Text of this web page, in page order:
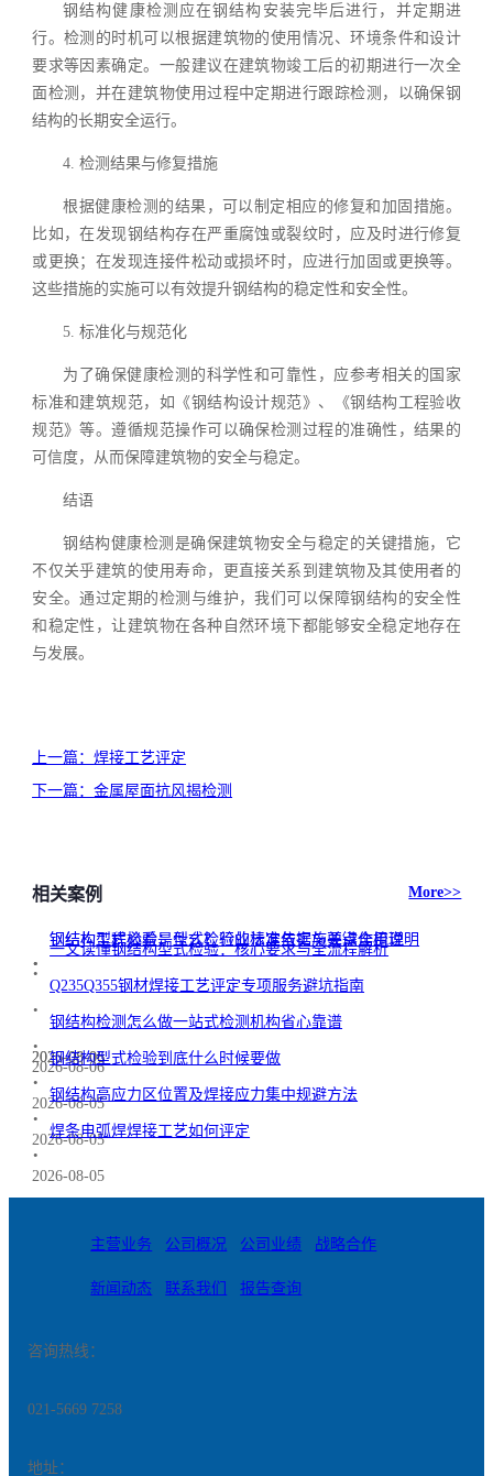
钢结构健康检测应在钢结构安装完毕后进行，并定期进
行。检测的时机可以根据建筑物的使用情况、环境条件和设计
要求等因素确定。一般建议在建筑物竣工后的初期进行一次全
面检测，并在建筑物使用过程中定期进行跟踪检测，以确保钢
结构的长期安全运行。
4. 检测结果与修复措施
根据健康检测的结果，可以制定相应的修复和加固措施。
比如，在发现钢结构存在严重腐蚀或裂纹时，应及时进行修复
或更换；在发现连接件松动或损坏时，应进行加固或更换等。
这些措施的实施可以有效提升钢结构的稳定性和安全性。
5. 标准化与规范化
为了确保健康检测的科学性和可靠性，应参考相关的国家
标准和建筑规范，如《钢结构设计规范》、《钢结构工程验收
规范》等。遵循规范操作可以确保检测过程的准确性，结果的
可信度，从而保障建筑物的安全与稳定。
结语
钢结构健康检测是确保建筑物安全与稳定的关键措施，它
不仅关乎建筑的使用寿命，更直接关系到建筑物及其使用者的
安全。通过定期的检测与维护，我们可以保障钢结构的安全性
和稳定性，让建筑物在各种自然环境下都能够安全稳定地存在
与发展。
上一篇：焊接工艺评定
下一篇：金属屋面抗风揭检测
相关案例 More>>
钢结构型式检验是什么？行业标准与实施要点全梳理
.
2026-08-06
钢结构工程必看：型式检验的法定依据与关键作用说明
.
2026-08-06
一文读懂钢结构型式检验：核心要求与全流程解析
.
2026-08-06
Q235Q355钢材焊接工艺评定专项服务避坑指南
.
2026-08-05
钢结构检测怎么做一站式检测机构省心靠谱
.
2026-08-05
钢结构型式检验到底什么时候要做
.
2026-08-05
钢结构高应力区位置及焊接应力集中规避方法
.
焊条电弧焊焊接工艺如何评定
.
2026-07-28主营业务 公司概况 公司业绩 战略合作
新闻动态 联系我们 报告查询
咨询热线：
021-5669 7258
地址：